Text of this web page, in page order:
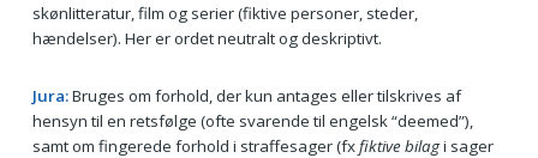
skønlitteratur, film og serier (fiktive personer, steder,
hændelser). Her er ordet neutralt og deskriptivt.
Jura:Bruges om forhold, der kun antages eller tilskrives af
hensyn til en retsfølge (ofte svarende til engelsk “deemed”),
samt om fingerede forhold i straffesager (fxfiktive bilagi sager